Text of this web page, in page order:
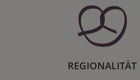
REGIONALITÄT